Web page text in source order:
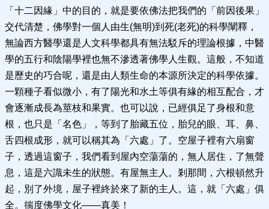
「十二因緣」中的目的，就是要依佛法把我們的「前因後果」
交代清楚，佛學對一個人由生(無明)到死(老死)的科學闡釋，
無論西方醫學還是人文科學都具有無法駁斥的理論根據，中醫
學的五行和陰陽學裡也無不滲透著佛學人生觀。這般，不知道
是歷史的巧合呢，還是由人類生命的本源所決定的科學依據。
一顆種子看似微小，有了陽光和水土等俱有緣的相互配合，才
會逐漸成長為莖枝和果實。也可以說，已經俱足了身根和意
根，也只是「名色」，等到了胎藏五位，胎兒的眼、耳、鼻、
舌四根成形，就可以稱其為「六處」了。空屋子裡有六扇窗
子，透過這窗子，我們看到屋內空蕩蕩的，無人居住，了無聲
息，這是六識未生的狀態。有屋無主人。剎那間，六根頓然升
起，別了外境，屋子裡終於來了新的主人。這，就「六處」俱
全。揣度佛學文化——真美！